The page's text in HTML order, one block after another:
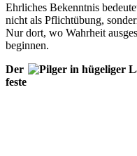
Ehrliches Bekenntnis
nicht als Pflichtübung,
Nur dort, wo Wahrheit
beginnen.
Der
feste